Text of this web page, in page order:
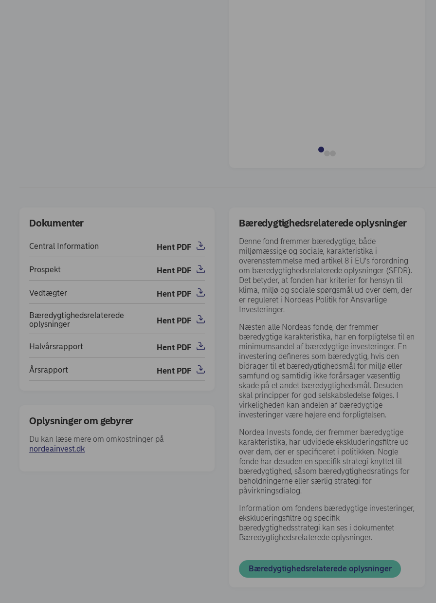
Dokumenter
Dokumenter
Central Information Hent PDF
(opens in new window)
Prospekt Hent PDF
(opens in new window)
Vedtægter Hent PDF
(opens in new window)
Bæredygtighedsrelaterede
oplysninger
Hent PDF
(opens in new window)
Halvårsrapport Hent PDF
(opens in new window)
Årsrapport Hent PDF
(opens in new window)
Bæredygtighedsrelaterede oplysninger
Denne fond fremmer bæredygtige, både
miljømæssige og sociale, karakteristika i
overensstemmelse med artikel 8 i EU's forordning
om bæredygtighedsrelaterede oplysninger (SFDR).
Det betyder, at fonden har kriterier for hensyn til
klima, miljø og sociale spørgsmål ud over dem, der
er reguleret i Nordeas Politik for Ansvarlige
Investeringer.
Næsten alle Nordeas fonde, der fremmer
bæredygtige karakteristika, har en forpligtelse til en
minimumsandel af bæredygtige investeringer. En
investering defineres som bæredygtig, hvis den
bidrager til et bæredygtighedsmål for miljø eller
samfund og samtidig ikke forårsager væsentlig
skade på et andet bæredygtighedsmål. Desuden
skal principper for god selskabsledelse følges. I
virkeligheden kan andelen af bæredygtige
investeringer være højere end forpligtelsen.
Nordea Invests fonde, der fremmer bæredygtige
karakteristika, har udvidede ekskluderingsfiltre ud
over dem, der er specificeret i politikken. Nogle
fonde har desuden en specifik strategi knyttet til
bæredygtighed, såsom bæredygtighedsratings for
beholdningerne eller særlig strategi for
påvirkningsdialog.
Information om fondens bæredygtige investeringer,
ekskluderingsfiltre og specifik
bæredygtighedsstrategi kan ses i dokumentet
Bæredygtighedsrelaterede oplysninger.
Bæredygtighedsrelaterede oplysninger(opens in
Omkostninger
Oplysninger om gebyrer
Du kan læse mere om omkostninger på
nordeainvest.dk(opens in new window)